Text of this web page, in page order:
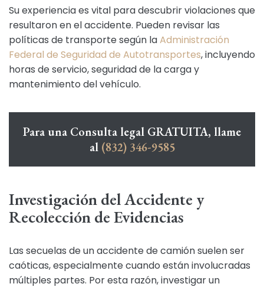
Su experiencia es vital para descubrir violaciones que
resultaron en el accidente. Pueden revisar las
políticas de transporte según laAdministración
Federal de Seguridad de Autotransportes, incluyendo
horas de servicio, seguridad de la carga y
mantenimiento del vehículo.
Para una Consulta legal GRATUITA, llame
al (832) 346-9585
Investigación del Accidente y
Recolección de Evidencias
Las secuelas de un accidente de camión suelen ser
caóticas, especialmente cuando están involucradas
múltiples partes. Por esta razón, investigar un